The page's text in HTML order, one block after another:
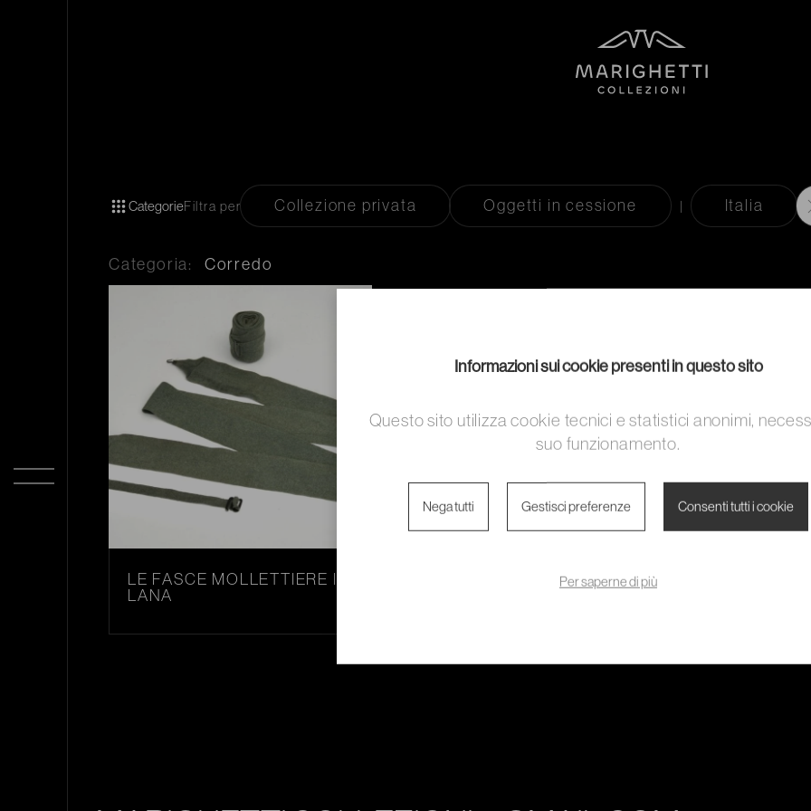
CategorieFiltra per Collezione privata Oggetti in cessione Italia
Categoria: Corredo
LE FASCE MOLLETTIERE IN
LANA
Informazioni sui cookie presenti in questo sito
Questo sito utilizza cookie tecnici e statistici anonimi,
suo funzionamento.
Nega tutti Gestisci preferenze Consenti tutti i cookie
Per saperne di più